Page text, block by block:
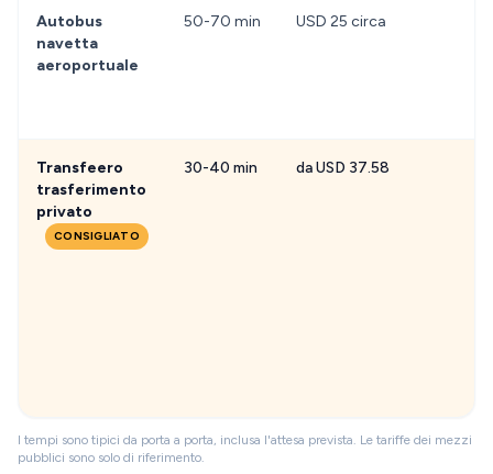
Autobus
navetta
aeroportuale
50-70 min USD 25 circa
Transfeero
trasferimento
privato
CONSIGLIATO
30-40 min da USD 37.58
I tempi sono tipici da porta a porta, inclusa l'attesa prevista. Le tariffe dei mezzi
pubblici sono solo di riferimento.